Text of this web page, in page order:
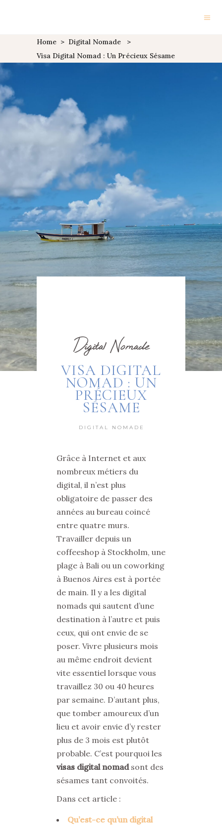
Home > Digital Nomade
>
Visa Digital Nomad : Un Précieux Sésame
Digital Nomade
VISA DIGITAL
NOMAD : UN
PRÉCIEUX
SÉSAME
DIGITAL NOMADE
Grâce à Internet et aux
nombreux métiers du
digital, il n’est plus
obligatoire de passer des
années au bureau coincé
entre quatre murs.
Travailler depuis un
coffeeshop à Stockholm, une
plage à Bali ou un coworking
à Buenos Aires est à portée
de main. Il y a les digital
nomads qui sautent d’une
destination à l’autre et puis
ceux, qui ont envie de se
poser. Vivre plusieurs mois
au même endroit devient
vite essentiel lorsque vous
travaillez 30 ou 40 heures
par semaine. D’autant plus,
que tomber amoureux d’un
lieu et avoir envie d’y rester
plus de 3 mois est plutôt
probable. C’est pourquoi les
visas digital nomad sont des
sésames tant convoités.
Dans cet article :
Qu’est-ce qu’un digital